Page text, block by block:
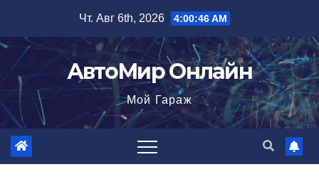
содержимому
Чт. Авг 6th, 2026 4:00:47 AM
АвтоМир Онлайн
Мой Гараж